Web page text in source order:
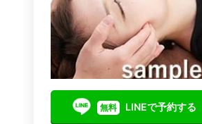
無料 LINEで予約する